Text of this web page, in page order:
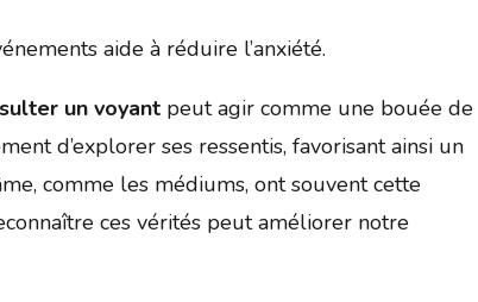
aide à réduire l’anxiété.
un voyant peut agir comme une bouée de
d’explorer ses ressentis, favorisant ainsi un
comme les médiums, ont souvent cette
ces vérités peut améliorer notre